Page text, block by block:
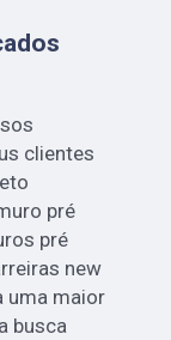
clientes
pré
pré
new
uma maior
busca